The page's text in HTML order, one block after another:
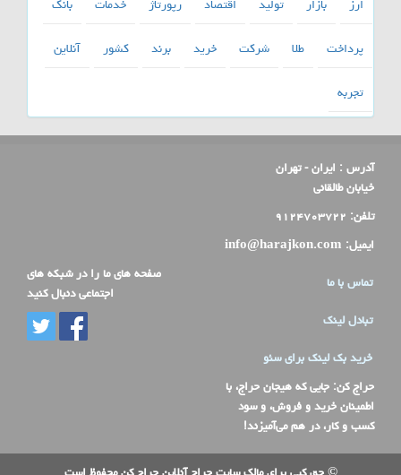
پرداخت
طلا شركت خرید برند كشور
آنلاین
تجربه
آدرس : ایران - تهران
خیابان طالقانی
تلفن: ۹۱۲۴۷۰۳۷۲۲
ایمیل: info@harajkon.com
تماس با ما
تبادل لینک
خرید بک لینک برای سئو
حراج کن: جایی که هیجان حراج، با
اطمینان خرید و فروش، و سود
کسب و کار، در هم می‌آمیزند!
صفحه های ما را در شبکه های
اجتماعی دنبال کنید